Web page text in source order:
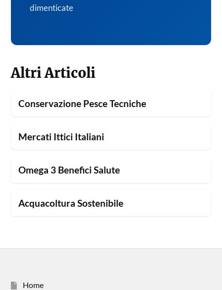
dimenticate
Altri Articoli
Conservazione Pesce Tecniche
Mercati Ittici Italiani
Omega 3 Benefici Salute
Acquacoltura Sostenibile
Home